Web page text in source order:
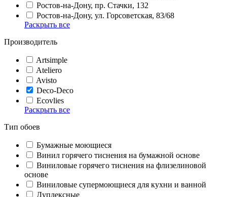
Ростов-на-Дону, пр. Стачки, 132
Ростов-на-Дону, ул. Горсоветская, 83/68
Раскрыть все
Производитель
Artsimple
Ateliero
Avisto
Deco-Deco
Ecovlies
Раскрыть все
Тип обоев
Бумажные моющиеся
Винил горячего тиснения на бумажной основе
Виниловые горячего тиснения на флизелиновой
основе
Виниловые супермоющиеся для кухни и ванной
Дуплексные